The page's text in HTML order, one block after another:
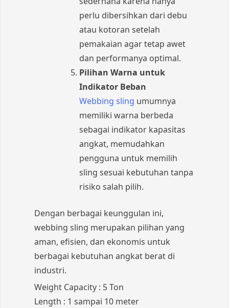
perlu dibersihkan dari debu
atau kotoran setelah
pemakaian agar tetap awet
dan performanya optimal.
Pilihan Warna untuk
Indikator Beban
Webbing sling umumnya
memiliki warna berbeda
sebagai indikator kapasitas
angkat, memudahkan
pengguna untuk memilih
sling sesuai kebutuhan tanpa
risiko salah pilih.
Dengan berbagai keunggulan ini,
webbing sling merupakan pilihan yang
aman, efisien, dan ekonomis untuk
berbagai kebutuhan angkat berat di
industri.
Weight Capacity : 5 Ton
Length : 1 sampai 10 meter